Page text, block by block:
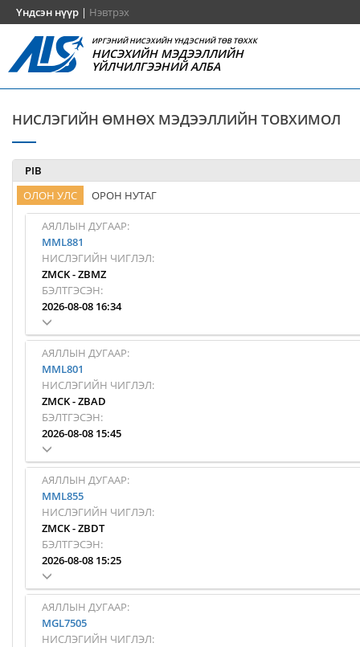
Үндсэн нүүр | Нэвтрэх
ИРГЭНИЙ НИСЭХИЙН ҮНДЭСНИЙ ТӨВ ТӨХХК
НИСЭХИЙН МЭДЭЭЛЛИЙН
ҮЙЛЧИЛГЭЭНИЙ АЛБА
НИСЛЭГИЙН ӨМНӨХ МЭДЭЭЛЛИЙН ТОВХИМОЛ
PIB
ОЛОН УЛС
ОРОН НУТАГ
АЯЛЛЫН ДУГААР:
MML881
НИСЛЭГИЙН ЧИГЛЭЛ:
ZMCK-ZBMZ
БЭЛТГЭСЭН:
2026-08-08 16:34
АЯЛЛЫН ДУГААР:
MML801
НИСЛЭГИЙН ЧИГЛЭЛ:
ZMCK-ZBAD
БЭЛТГЭСЭН:
2026-08-08 15:45
АЯЛЛЫН ДУГААР:
MML855
НИСЛЭГИЙН ЧИГЛЭЛ:
ZMCK-ZBDT
БЭЛТГЭСЭН:
2026-08-08 15:25
АЯЛЛЫН ДУГААР:
MGL7505
НИСЛЭГИЙН ЧИГЛЭЛ: